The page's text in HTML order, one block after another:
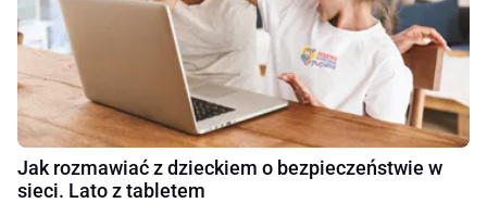
Jak rozmawiać z dzieckiem o bezpieczeństwie w
sieci. Lato z tabletem